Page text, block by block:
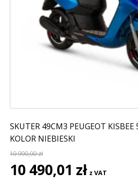
SKUTER 49CM3 PEUGEOT
KOLOR NIEBIESKI
10 990,00zł
Pierwotna
cena
10 490,01 zł cena
z VAT